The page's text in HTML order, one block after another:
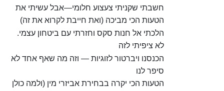
חשבתי שקניתי צעצוע חלומי—אבל עשיתי את
הטעות הכי מביכה (ואת חייבת לקרוא את זה)
הלכתי אל חנות סקס וחזרתי עם ביטחון עצמי.
לא ציפיתי לזה
הכנסנו ויברטור לזוגיות — וזה מה שאף אחד לא
סיפר לנו
הטעות הכי יקרה בבחירת אביזרי מין (ולמה כולן